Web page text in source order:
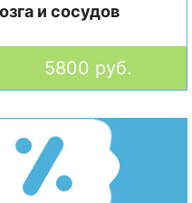
и сосудов
5800 руб.